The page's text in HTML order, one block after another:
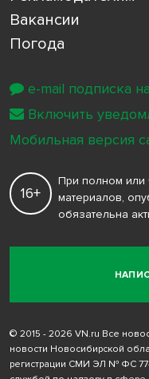
Вакансии
Погода
16+
При полном или
материалов,
обязательна
© 2015 - 2026 VN.ru Все
новости Новосибирской
регистрации СМИ ЭЛ № ФС
e-mail подписка
Включить
Мобильная версия